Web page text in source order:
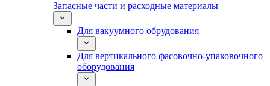
Запасные части и расходные материалы
Для вакуумного обрудования
Для вертикального фасовочно-упаковочного
оборудования